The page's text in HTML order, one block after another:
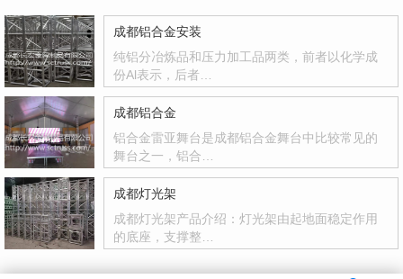
成都铝合金安装
纯铝分冶炼品和压力加工品两类，前者以化学成
份Al表示，后者…
成都铝合金
铝合金雷亚舞台是成都铝合金舞台中比较常见的
舞台之一，铝合…
成都灯光架
成都灯光架产品介绍：灯光架由起地面稳定作用
的底座，支撑整…